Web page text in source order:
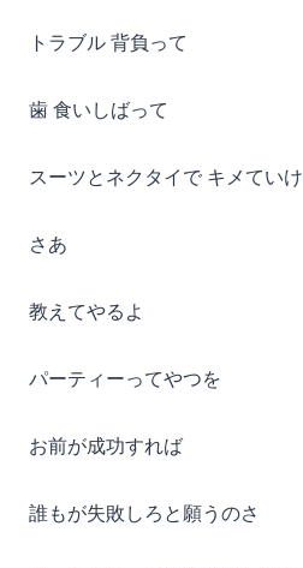
トラブル 背負って
歯 食いしばって
スーツとネクタイで キメていけ
さあ
教えてやるよ
パーティーってやつを
お前が成功すれば
誰もが失敗しろと願うのさ